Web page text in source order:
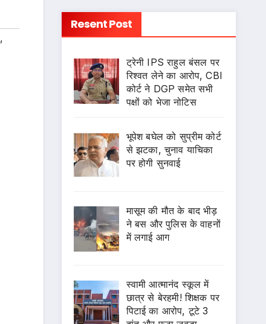
,
Resent Post
ट्रेनी IPS राहुल बंसल पर
रिश्वत लेने का आरोप, CBI
कोर्ट ने DGP समेत सभी
पक्षों को भेजा नोटिस
भूपेश बघेल को सुप्रीम कोर्ट
से झटका, चुनाव याचिका
पर होगी सुनवाई
मासूम की मौत के बाद भीड़
ने बस और पुलिस के वाहनों
में लगाई आग
स्वामी आत्मानंद स्कूल में
छात्र से बेरहमी! शिक्षक पर
पिटाई का आरोप, टूटे 3